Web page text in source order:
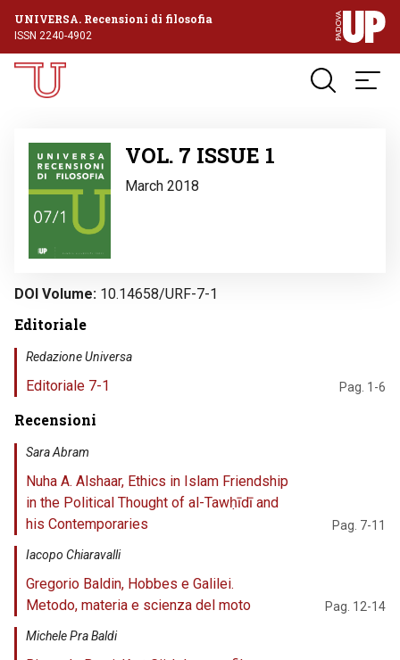
UNIVERSA. Recensioni di filosofia
ISSN 2240-4902
Image VOL. 7 ISSUE 1
March 2018
DOI Volume 10.14658/URF-7-1
Editoriale
Redazione Universa
Editoriale 7-1 Pag. 1-6
Recensioni
Sara Abram
Nuha A. Alshaar, Ethics in Islam Friendship
in the Political Thought of al-Tawḥīdī and
his Contemporaries
Pag. 7-11
Iacopo Chiaravalli
Gregorio Baldin, Hobbes e Galilei.
Metodo, materia e scienza del moto
Pag. 12-14
Michele Pra Baldi